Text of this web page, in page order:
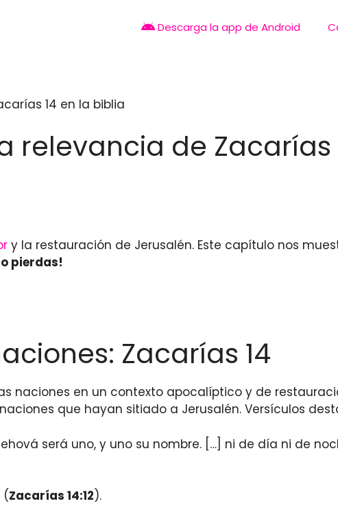
Descarga la app de Android
14 en la biblia
relevancia de Zacarías
y la restauración de Jerusalén. Este capítulo nos
pierdas!
Zacarías 14
naciones en un contexto apocalíptico y de
que hayan sitiado a Jerusalén. Versículos
será uno, y uno su nombre. […] ni de día ni de
(Zacarías 14:12).